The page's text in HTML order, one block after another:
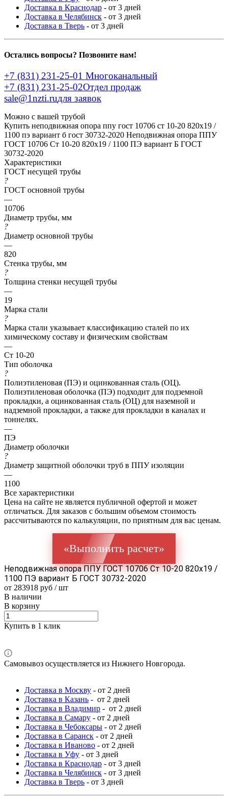
Доставка в Краснодар - от 3 дней
Доставка в Челябинск - от 3 дней
Доставка в Тверь - от 3 дней
Остались вопросы? Позвоните нам!
+7 (831) 231-25-01 Многоканальный
+7 (831) 231-25-02Отдел продаж
sale@1nzti.ruдля заявок
Можно с вашей трубой
Купить неподвижная опора ппу гост 10706 ст 10-20 820x19 /
1100 пэ вариант б гост 30732-2020 Неподвижная опора ППУ
ГОСТ 10706 Ст 10-20 820x19 / 1100 ПЭ вариант Б ГОСТ
30732-2020
Характеристики
ГОСТ несущей трубы
?
ГОСТ основной трубы
—
10706
Диаметр трубы, мм
?
Диаметр основной трубы
—
820
Стенка трубы, мм
?
Толщина стенки несущей трубы
—
19
Марка стали
?
Марка стали указывает классификацию сталей по их
химическому составу и физическим свойствам
—
Ст 10-20
Тип оболочка
?
Полиэтиленовая (ПЭ) и оцинкованная сталь (ОЦ).
Полиэтиленовая оболочка (ПЭ) подходит для подземной
прокладки, а оцинкованная сталь (ОЦ) для наземной и
надземной прокладки, а также для прокладки в каналах и
тоннелях.
—
ПЭ
Диаметр оболочки
?
Диаметр защитной оболочки труб в ППУ изоляции
—
1100
Все характеристики
Цена на сайте не является публичной офертой и может
отличаться. Для заказов с большим объемом стоимость
рассчитываются по калькуляции, по приятным для вас ценам.
«Выполнить расчет»
Неподвижная опора ППУ ГОСТ 10706 Ст 10-20 820x19 /
1100 ПЭ вариант Б ГОСТ 30732-2020
от 283918 руб / шт
В наличии
В корзину
Купить в 1 клик
Самовывоз осуществляется из Нижнего Новгорода.
Доставка в Москву - от 2 дней
Доставка в Казань - от 2 дней
Доставка в Владимир - от 2 дней
Доставка в Самару - от 2 дней
Доставка в Чебоксары - от 2 дней
Доставка в Саранск - от 2 дней
Доставка в Иваново - от 2 дней
Доставка в Уфу - от 3 дней
Доставка в Краснодар - от 3 дней
Доставка в Челябинск - от 3 дней
Доставка в Тверь - от 3 дней